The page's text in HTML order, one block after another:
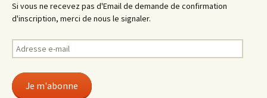
Si vous ne recevez pas d'Email de demande de confirmation
d'inscription, merci de nous le signaler.
Adresse
e-
Je m'abonne